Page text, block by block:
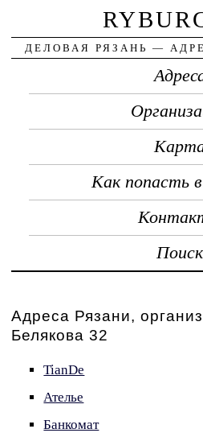
ДЕЛОВАЯ РЯЗАНЬ —
Как попасть
Поиск
Адреса Рязани,
Белякова 32
TianDe
Ателье
Банкомат